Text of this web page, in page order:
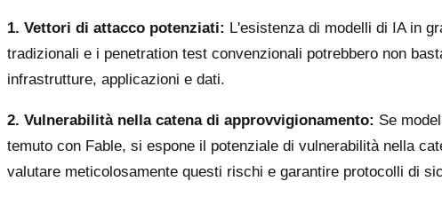
1. Vettori di attacco potenziati: L'esistenza di modelli di IA in
tradizionali e i penetration test convenzionali potrebbero non
infrastrutture, applicazioni e dati.
2. Vulnerabilità nella catena di approvvigionamento: Se
temuto con Fable, si espone il potenziale di vulnerabilità nella
valutare meticolosamente questi rischi e garantire protocolli di